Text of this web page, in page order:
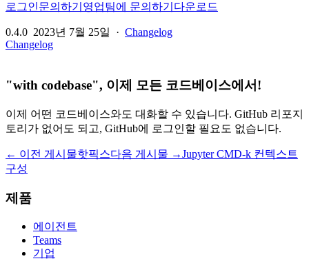
로그인문의하기 영업팀에 문의하기 다운로드
0.4.0 2023년 7월 25일 · Changelog
Changelog
"with codebase", 이제 모든 코드베이스에서!
이제 어떤 코드베이스와도 대화할 수 있습니다. GitHub 리포지
토리가 없어도 되고, GitHub에 로그인할 필요도 없습니다.
← 이전 게시물핫픽스다음 게시물 →Jupyter CMD-k 컨텍스트
구성
제품
에이전트
Teams
기업